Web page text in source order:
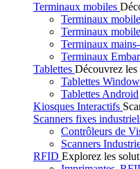
Terminaux mobiles
Terminaux
Terminaux
Terminaux
Terminaux
Tablettes Découvrez les
Tablettes
Tablettes Android
Kiosques Interactifs
Scanners fixes
Contrôleurs de
Scanners
RFID Explorez les